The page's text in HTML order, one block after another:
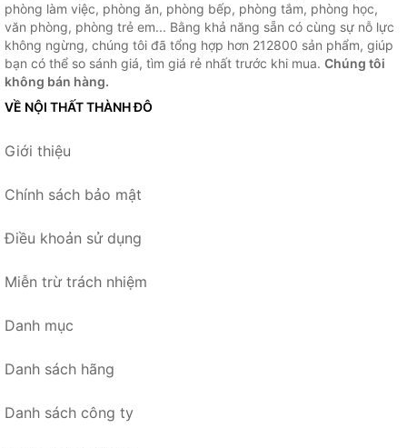
phòng làm việc, phòng ăn, phòng bếp, phòng tắm, phòng học,
văn phòng, phòng trẻ em... Bằng khả năng sẵn có cùng sự nỗ lực
không ngừng, chúng tôi đã tổng hợp hơn 212800 sản phẩm, giúp
bạn có thể so sánh giá, tìm giá rẻ nhất trước khi mua. Chúng tôi
không bán hàng.
VỀ NỘI THẤT THÀNH ĐÔ
Giới thiệu
Chính sách bảo mật
Điều khoản sử dụng
Miễn trừ trách nhiệm
Danh mục
Danh sách hãng
Danh sách công ty